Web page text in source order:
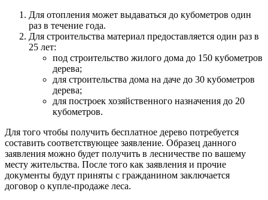
Для отопления может выдаваться до кубометров один
раз в течение года.
Для строительства материал предоставляется один раз в
25 лет:
под строительство жилого дома до 150 кубометров
дерева;
для строительства дома на даче до 30 кубометров
дерева;
для построек хозяйственного назначения до 20
кубометров.
Для того чтобы получить бесплатное дерево потребуется
составить соответствующее заявление. Образец данного
заявления можно будет получить в лесничестве по вашему
месту жительства. После того как заявления и прочие
документы будут приняты с гражданином заключается
договор о купле-продаже леса.